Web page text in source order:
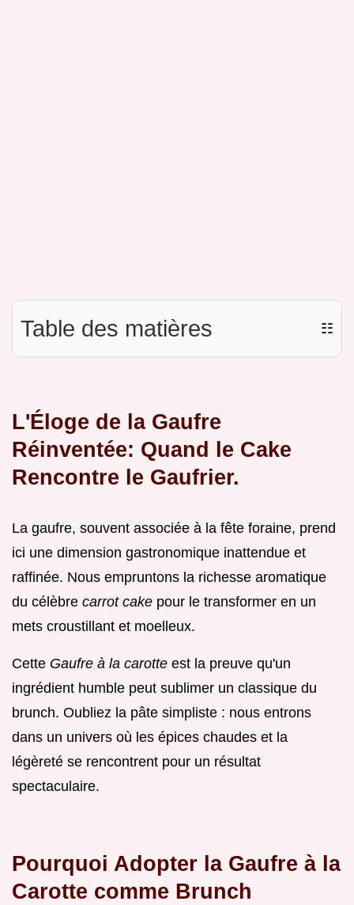
Table des matières ☷
L'Éloge de la Gaufre
Réinventée: Quand le Cake
Rencontre le Gaufrier.
La gaufre, souvent associée à la fête foraine, prend
ici une dimension gastronomique inattendue et
raffinée. Nous empruntons la richesse aromatique
du célèbre carrot cake pour le transformer en un
mets croustillant et moelleux.
Cette Gaufre à la carotte est la preuve qu'un
ingrédient humble peut sublimer un classique du
brunch. Oubliez la pâte simpliste : nous entrons
dans un univers où les épices chaudes et la
légèreté se rencontrent pour un résultat
spectaculaire.
Pourquoi Adopter la Gaufre à la
Carotte comme Brunch